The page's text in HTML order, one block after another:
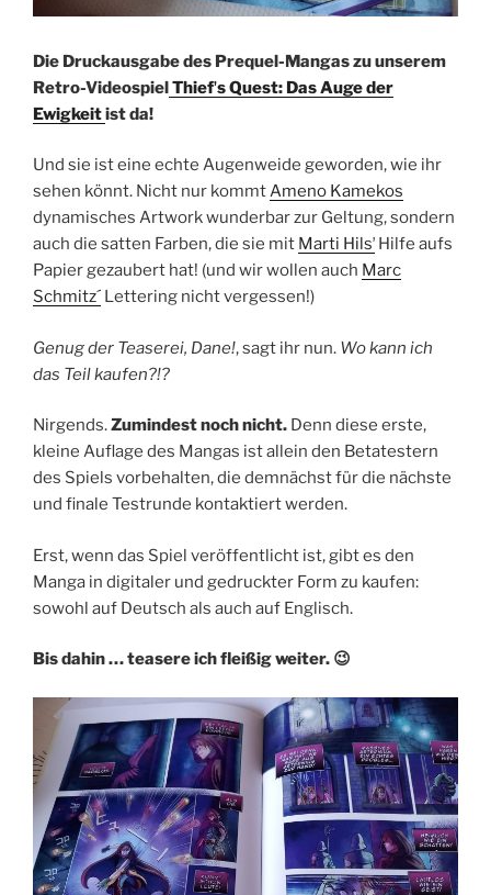
Die Druckausgabe des Prequel-Mangas zu unserem
Retro-VideospielThiefʼs Quest: Das Auge der
Ewigkeitist da!
Und sie ist eine echte Augenweide geworden, wie ihr
sehen könnt. Nicht nur kommtAmeno Kamekos
dynamisches Artwork wunderbar zur Geltung, sondern
auch die satten Farben, die sie mit Marti Hilsʼ Hilfe aufs
Papier gezaubert hat! (und wir wollen auch Marc
Schmitz´ Lettering nicht vergessen!)
Genug der Teaserei, Dane!, sagt ihr nun. Wo kann ich
das Teil kaufen?!?
Nirgends.Zumindest noch nicht. Denn diese erste,
kleine Auflage des Mangas ist allein den Betatestern
des Spiels vorbehalten, die demnächst für die nächste
und finale Testrunde kontaktiert werden.
Erst, wenn das Spiel veröffentlicht ist, gibt es den
Manga in digitaler und gedruckter Form zu kaufen:
sowohl auf Deutsch als auch auf Englisch.
Bis dahin … teasere ich fleißig weiter. 😉